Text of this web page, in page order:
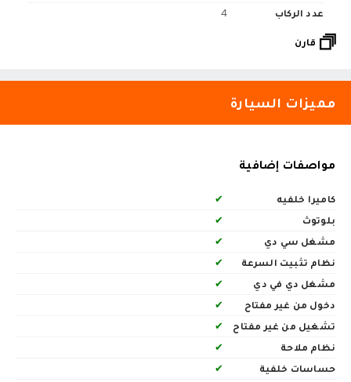
عدد الركاب
4
قارن
مميزات السيارة
مواصفات إضافية
كاميرا خلفيه
✔
بلوتوث
✔
مشغل سي دي
✔
نظام تثبيت السرعة
✔
مشغل دي في دي
✔
دخول من غير مفتاح
✔
تشغيل من غير مفتاح
✔
نظام ملاحة
✔
حساسات خلفية
✔